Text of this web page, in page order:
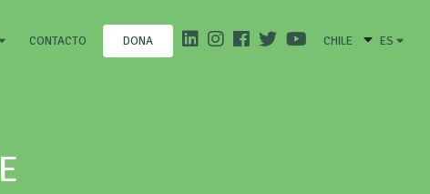
CONTACTO DONA CHILE ES